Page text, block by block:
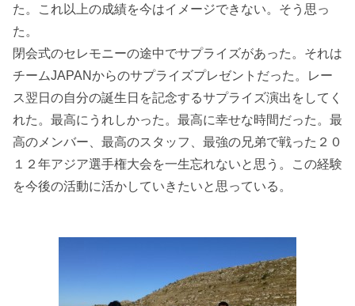
た。これ以上の成績を今はイメージできない。そう思っ
た。
閉会式のセレモニーの途中でサプライズがあった。それは
チームJAPANからのサプライズプレゼントだった。レー
ス翌日の自分の誕生日を記念するサプライズ演出をしてく
れた。最高にうれしかった。最高に幸せな時間だった。最
高のメンバー、最高のスタッフ、最強の兄弟で戦った２０
１２年アジア選手権大会を一生忘れないと思う。この経験
を今後の活動に活かしていきたいと思っている。